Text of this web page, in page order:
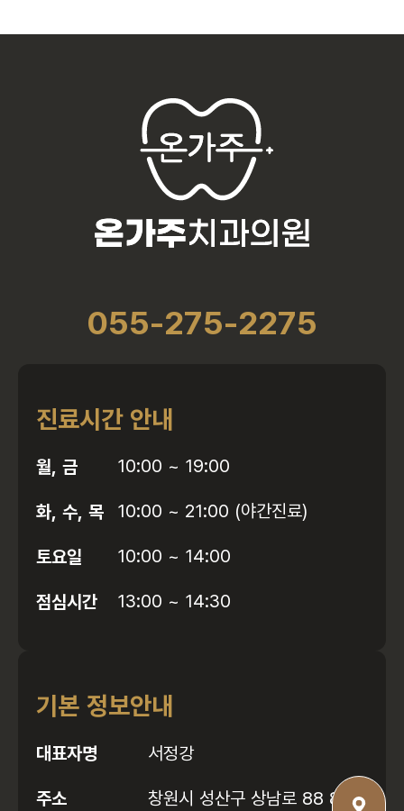
055-275-2275
진료시간 안내
월, 금 10:00 ~ 19:00
화, 수, 목 10:00 ~ 21:00 (야간진료)
토요일 10:00 ~ 14:00
점심시간 13:00 ~ 14:30
기본 정보안내
대표자명 서정강
주소 창원시 성산구 상남로 88 8층